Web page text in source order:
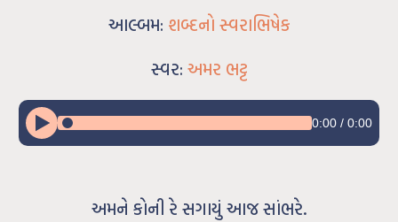
આલ્બમ: શબ્દનો સ્વરાભિષેક
સ્વર: અમર ભટ્ટ
0:00/ 0:00
અમને કોની રે સગાયું આજ સાંભરે.